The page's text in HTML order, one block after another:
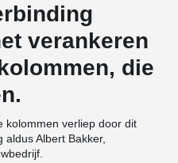
verankeren
die
kolommen verliep door dit
Albert Bakker,